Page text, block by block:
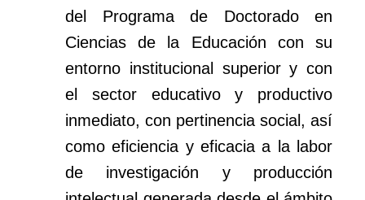
del Programa de Doctorado en
Ciencias de la Educación con su
entorno institucional superior y con
el sector educativo y productivo
inmediato, con pertinencia social, así
como eficiencia y eficacia a la labor
de investigación y producción